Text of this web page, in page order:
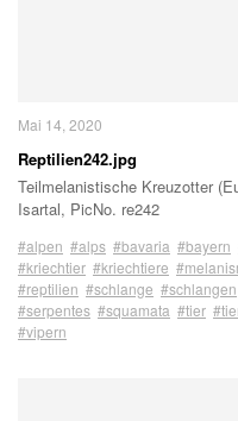
Mai 14, 2020
Reptilien242.jpg
Teilmelanistische Kreuzotter
Isartal, PicNo. re242
#alpen #alps #bavaria #bayern
#kriechtier #kriechtiere
#reptilien #schlange #schlangen
#serpentes #squamata #tier
#vipern